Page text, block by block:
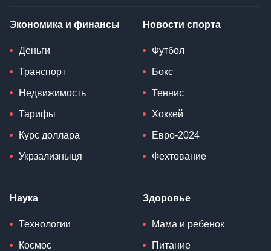
Экономика и финансы
Деньги
Транспорт
Недвижимость
Тарифы
Курс доллара
Укрзализныця
Новости спорта
Футбол
Бокс
Теннис
Хоккей
Евро-2024
Фехтование
Наука
Технологии
Космос
Здоровье
Мама и ребенок
Питание